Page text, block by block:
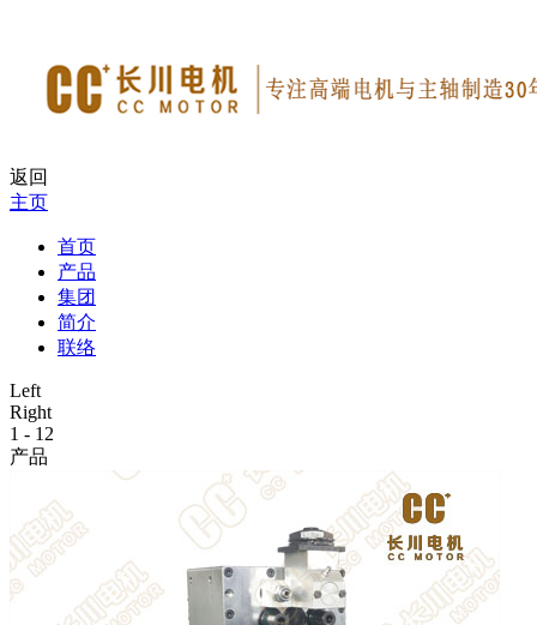
返回
主页
首页
产品
集团
简介
联络
Left
Right
1 - 12
产品